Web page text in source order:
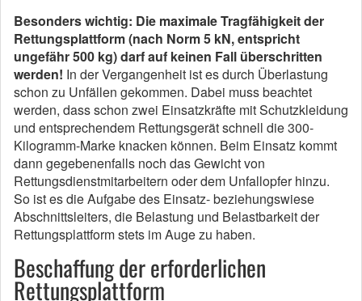
Besonders wichtig: Die maximale Tragfähigkeit der
Rettungsplattform (nach Norm 5 kN, entspricht
ungefähr 500 kg) darf auf keinen Fall überschritten
werden! In der Vergangenheit ist es durch Überlastung
schon zu Unfällen gekommen. Dabei muss beachtet
werden, dass schon zwei Einsatzkräfte mit Schutzkleidung
und entsprechendem Rettungsgerät schnell die 300-
Kilogramm-Marke knacken können. Beim Einsatz kommt
dann gegebenenfalls noch das Gewicht von
Rettungsdienstmitarbeitern oder dem Unfallopfer hinzu.
So ist es die Aufgabe des Einsatz- beziehungswiese
Abschnittsleiters, die Belastung und Belastbarkeit der
Rettungsplattform stets im Auge zu haben.
Beschaffung der erforderlichen
Rettungsplattform